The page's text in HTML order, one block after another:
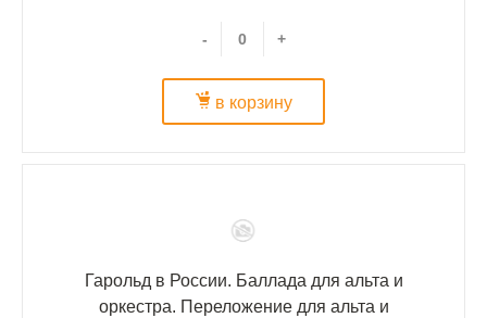
- +
в корзину
Гарольд в России. Баллада для альта и
оркестра. Переложение для альта и